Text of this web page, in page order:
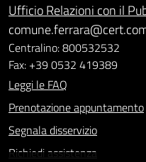
Ufficio Relazioni con il
Centralino: 800532532
Fax: +39 0532 419389
Leggi le FAQ
Prenotazione appuntamento
Segnala disservizio
Richiedi assistenza